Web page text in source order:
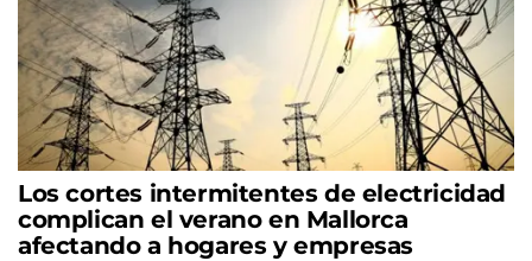
Los cortes intermitentes de electricidad
complican el verano en Mallorca
afectando a hogares y empresas